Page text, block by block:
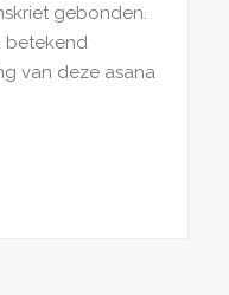
gebonden.
betekend
van deze asana